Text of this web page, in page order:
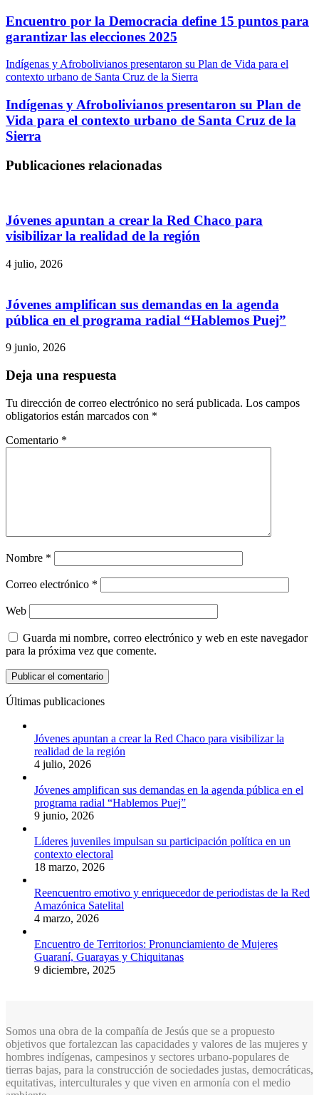
Encuentro por la Democracia define 15 puntos para
garantizar las elecciones 2025
Indígenas y Afrobolivianos presentaron su Plan de Vida para el
contexto urbano de Santa Cruz de la Sierra
Indígenas y Afrobolivianos presentaron su Plan de
Vida para el contexto urbano de Santa Cruz de la
Sierra
Publicaciones relacionadas
Jóvenes apuntan a crear la Red Chaco para
visibilizar la realidad de la región
4 julio, 2026
Jóvenes amplifican sus demandas en la agenda
pública en el programa radial “Hablemos Puej”
9 junio, 2026
Deja una respuesta
Tu dirección de correo electrónico no será publicada. Los campos
obligatorios están marcados con *
Comentario *
Nombre *
Correo electrónico *
Web
Guarda mi nombre, correo electrónico y web en este navegador
para la próxima vez que comente.
Últimas publicaciones
Jóvenes apuntan a crear la Red Chaco para visibilizar la
realidad de la región
4 julio, 2026
Jóvenes amplifican sus demandas en la agenda pública en el
programa radial “Hablemos Puej”
9 junio, 2026
Líderes juveniles impulsan su participación política en un
contexto electoral
18 marzo, 2026
Reencuentro emotivo y enriquecedor de periodistas de la Red
Amazónica Satelital
4 marzo, 2026
Encuentro de Territorios: Pronunciamiento de Mujeres
Guaraní, Guarayas y Chiquitanas
9 diciembre, 2025
Somos una obra de la compañía de Jesús que se a propuesto
objetivos que fortalezcan las capacidades y valores de las mujeres y
hombres indígenas, campesinos y sectores urbano-populares de
tierras bajas, para la construcción de sociedades justas, democráticas,
equitativas, interculturales y que viven en armonía con el medio